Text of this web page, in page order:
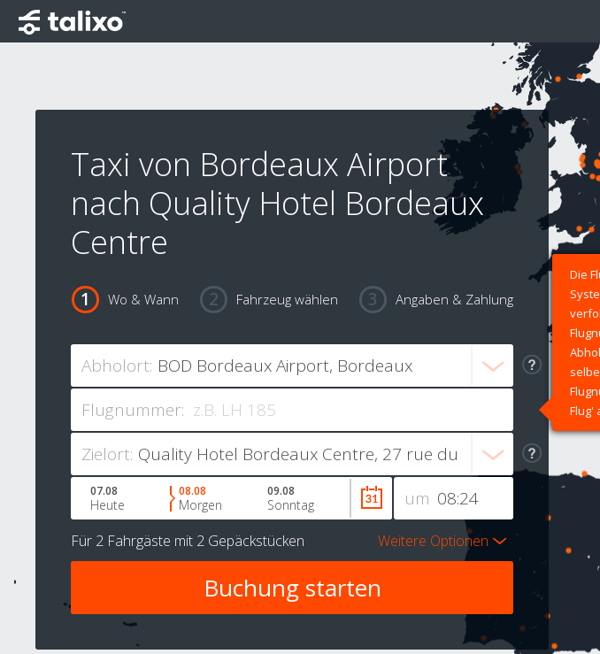
Taxi von Bordeaux Airport
nach Quality Hotel Bordeaux
Centre
Wo & Wann Fahrzeug wählen Angaben & Zahlung
Abholort:
Flugnummer:
Die
Flug'
Zielort:
um
07.08
Heute
08.08
Morgen
09.08
Sonntag
Für 2 Fahrgäste mit 2 Gepäckstücken Weitere Optionen